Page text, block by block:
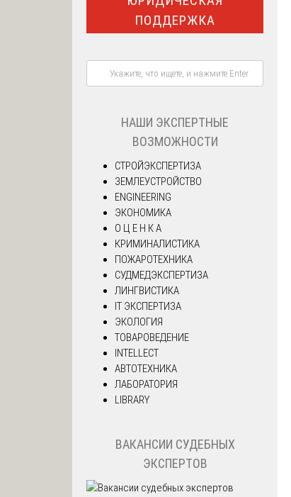
ПОДДЕРЖКА
НАШИ ЭКСПЕРТНЫЕ
ВОЗМОЖНОСТИ
СТРОЙЭКСПЕРТИЗА
ЗЕМЛЕУСТРОЙСТВО
ENGINEERING
ЭКОНОМИКА
О Ц Е Н К А
КРИМИНАЛИСТИКА
ПОЖАРОТЕХНИКА
СУДМЕДЭКСПЕРТИЗА
ЛИНГВИСТИКА
IT ЭКСПЕРТИЗА
ЭКОЛОГИЯ
ТОВАРОВЕДЕНИЕ
INTELLECT
АВТОТЕХНИКА
ЛАБОРАТОРИЯ
LIBRARY
ВАКАНСИИ СУДЕБНЫХ
ЭКСПЕРТОВ